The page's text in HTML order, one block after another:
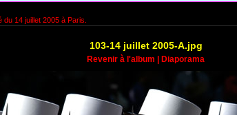
du 14 juillet 2005 à Paris.
103-14 juillet 2005-A.jpg
Revenir à l'album Diaporama